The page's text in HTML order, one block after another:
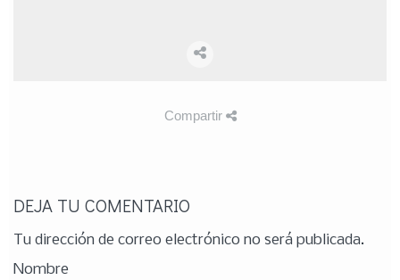
Compartir
DEJA TU COMENTARIO
Tu dirección de correo electrónico no será publicada.
Nombre